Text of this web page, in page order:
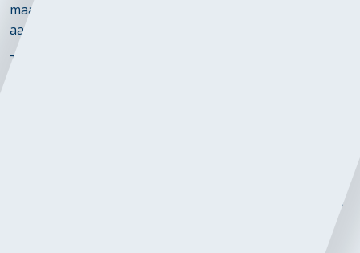
maakt de overstap naar waterstoftechnologie
aantrekkelijker.
Toekomstige beleidsmaatregelen, zoals de CO2-heffing
een stabiel kader voor de integratie van waterstof in de